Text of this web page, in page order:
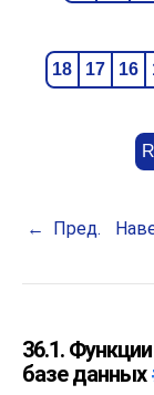
18
17 16
Пред.
36.1.
базе данных